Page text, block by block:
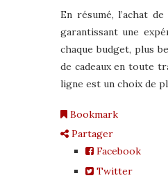
En résumé, l’achat
garantissant une
chaque budget, plus
de cadeaux en toute
ligne est un choix de
Bookmark
Partager
Facebook
Twitter